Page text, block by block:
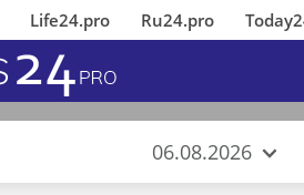
Life24.pro Ru24.pro
06.08.2026